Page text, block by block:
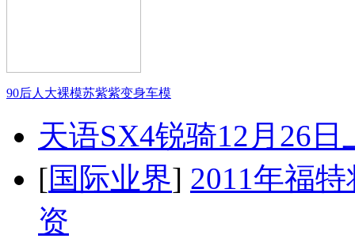
90后人大裸模苏紫紫变身车模
天语SX4锐骑12月26
[国际业界] 2011年福
资